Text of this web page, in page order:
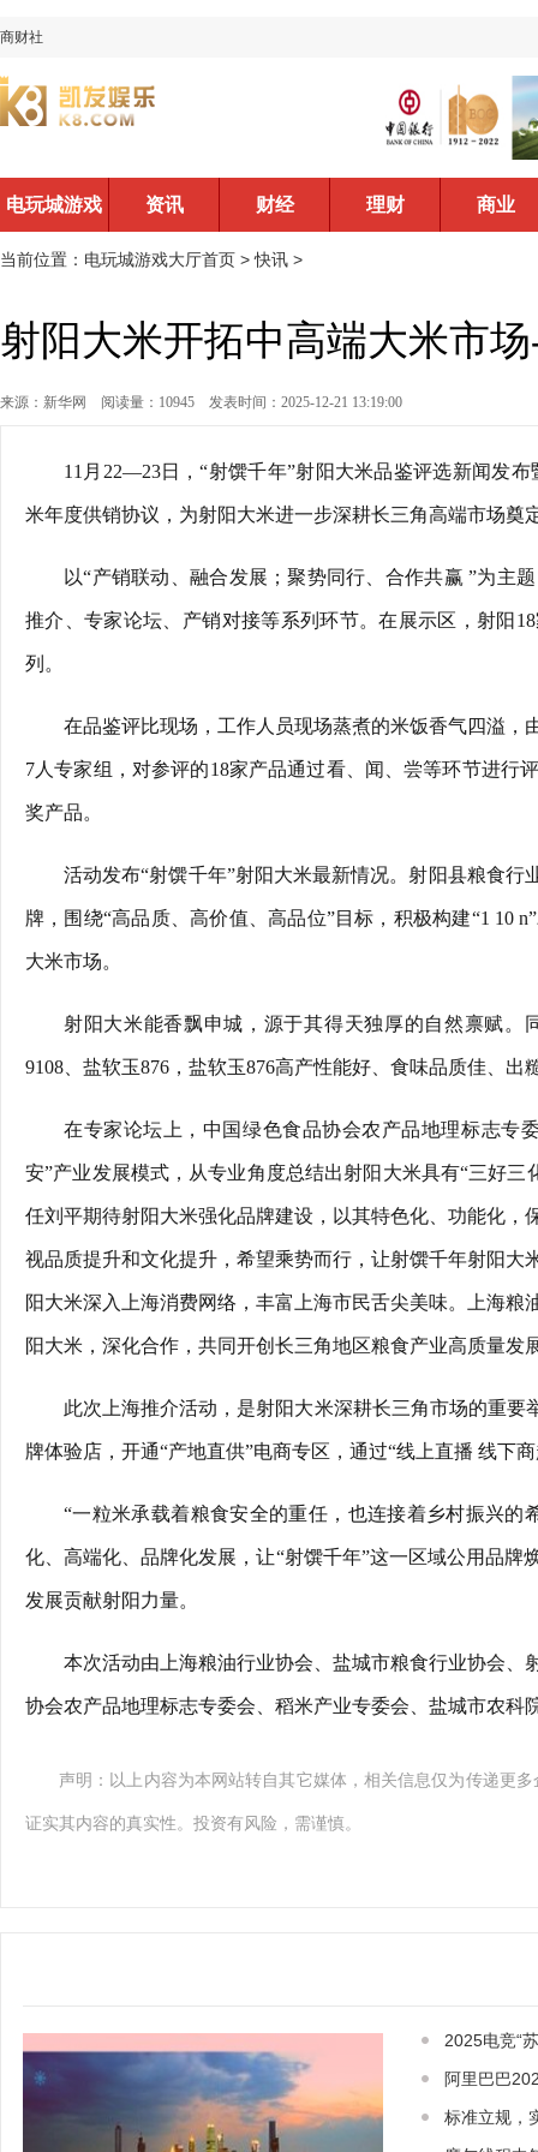
商财社
电玩城游戏
大厅首页
资讯 财经 理财 商业
当前位置： 电玩城游戏大厅首页 >快讯 >
射阳大米开拓中高端大米市
来源：新华网 阅读量：10945 发表时间：2025-12-21 13:19:00
11月22—23日，“射馔千年”射阳大米品鉴评选新闻发
米年度供销协议，为射阳大米进一步深耕长三角高端市场奠
以“产销联动、融合发展；聚势同行、合作共赢 ”为主
推介、专家论坛、产销对接等系列环节。在展示区，射阳
列。
在品鉴评比现场，工作人员现场蒸煮的米饭香气四溢
7人专家组，对参评的18家产品通过看、闻、尝等环节进行
奖产品。
活动发布“射馔千年”射阳大米最新情况。射阳县粮食
牌，围绕“高品质、高价值、高品位”目标，积极构建“1 10
大米市场。
射阳大米能香飘申城，源于其得天独厚的自然禀赋
9108、盐软玉876，盐软玉876高产性能好、食味品质佳、
在专家论坛上，中国绿色食品协会农产品地理标志专
安”产业发展模式，从专业角度总结出射阳大米具有“三好
任刘平期待射阳大米强化品牌建设，以其特色化、功能化
视品质提升和文化提升，希望乘势而行，让射馔千年射阳
阳大米深入上海消费网络，丰富上海市民舌尖美味。上海
阳大米，深化合作，共同开创长三角地区粮食产业高质量发
此次上海推介活动，是射阳大米深耕长三角市场的重
牌体验店，开通“产地直供”电商专区，通过“线上直播 线下
“一粒米承载着粮食安全的重任，也连接着乡村振兴
化、高端化、品牌化发展，让“射馔千年”这一区域公用品
发展贡献射阳力量。
本次活动由上海粮油行业协会、盐城市粮食行业协会
协会农产品地理标志专委会、稻米产业专委会、盐城市农科
声明：以上内容为本网站转自其它媒体，相关信息仅为传递更
证实其内容的真实性。投资有风险，需谨慎。
2025电竞“
阿里巴巴
标准立规，